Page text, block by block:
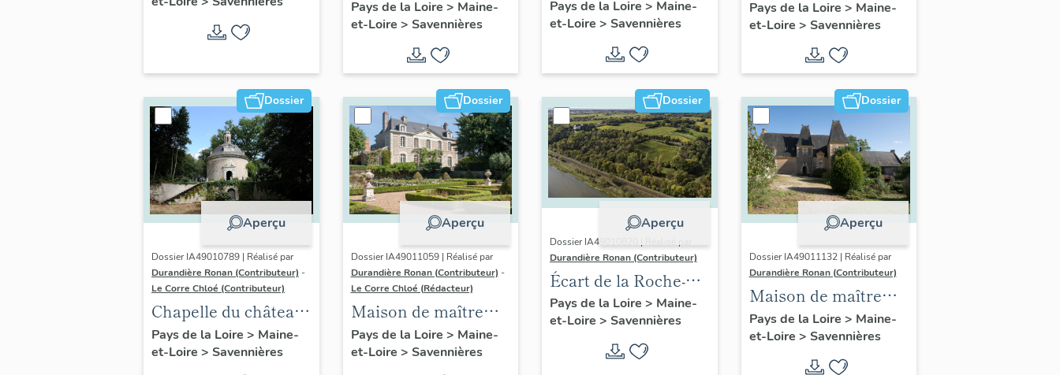
Rivière
Pays de la Loire > Maine-
et-Loire > Savennières
Savennières
(détruite)
Pays de la Loire > Maine-
et-Loire > Savennières
villégiature dite villa
Belle-Vue, 1 chemin
de la Monnaie
Pays de la Loire > Maine-
et-Loire > Savennières
Dossier
Aperçu
Dossier IA49010789 | Réalisé par
Durandière Ronan (Contributeur) -
Le Corre Chloé (Contributeur)
Chapelle du château
de Varennes
Pays de la Loire > Maine-
et-Loire > Savennières
Dossier
Aperçu
Dossier IA49011059 | Réalisé par
Durandière Ronan (Contributeur) -
Le Corre Chloé (Rédacteur)
Maison de maître
dite Les Lauriers, 13
rue Beausoleil
Pays de la Loire > Maine-
et-Loire > Savennières
Dossier
Aperçu
Dossier IA49010820 | Réalisé par
Durandière Ronan (Contributeur)
Écart de la Roche-
aux-Moines
Pays de la Loire > Maine-
et-Loire > Savennières
Dossier
Aperçu
Dossier IA49011132 | Réalisé par
Durandière Ronan (Contributeur)
Maison de maître
dite la Moinardière
ou la Mouillardière, 2
chemin de la Roche-
Pays de la Loire > Maine-
et-Loire > Savennières